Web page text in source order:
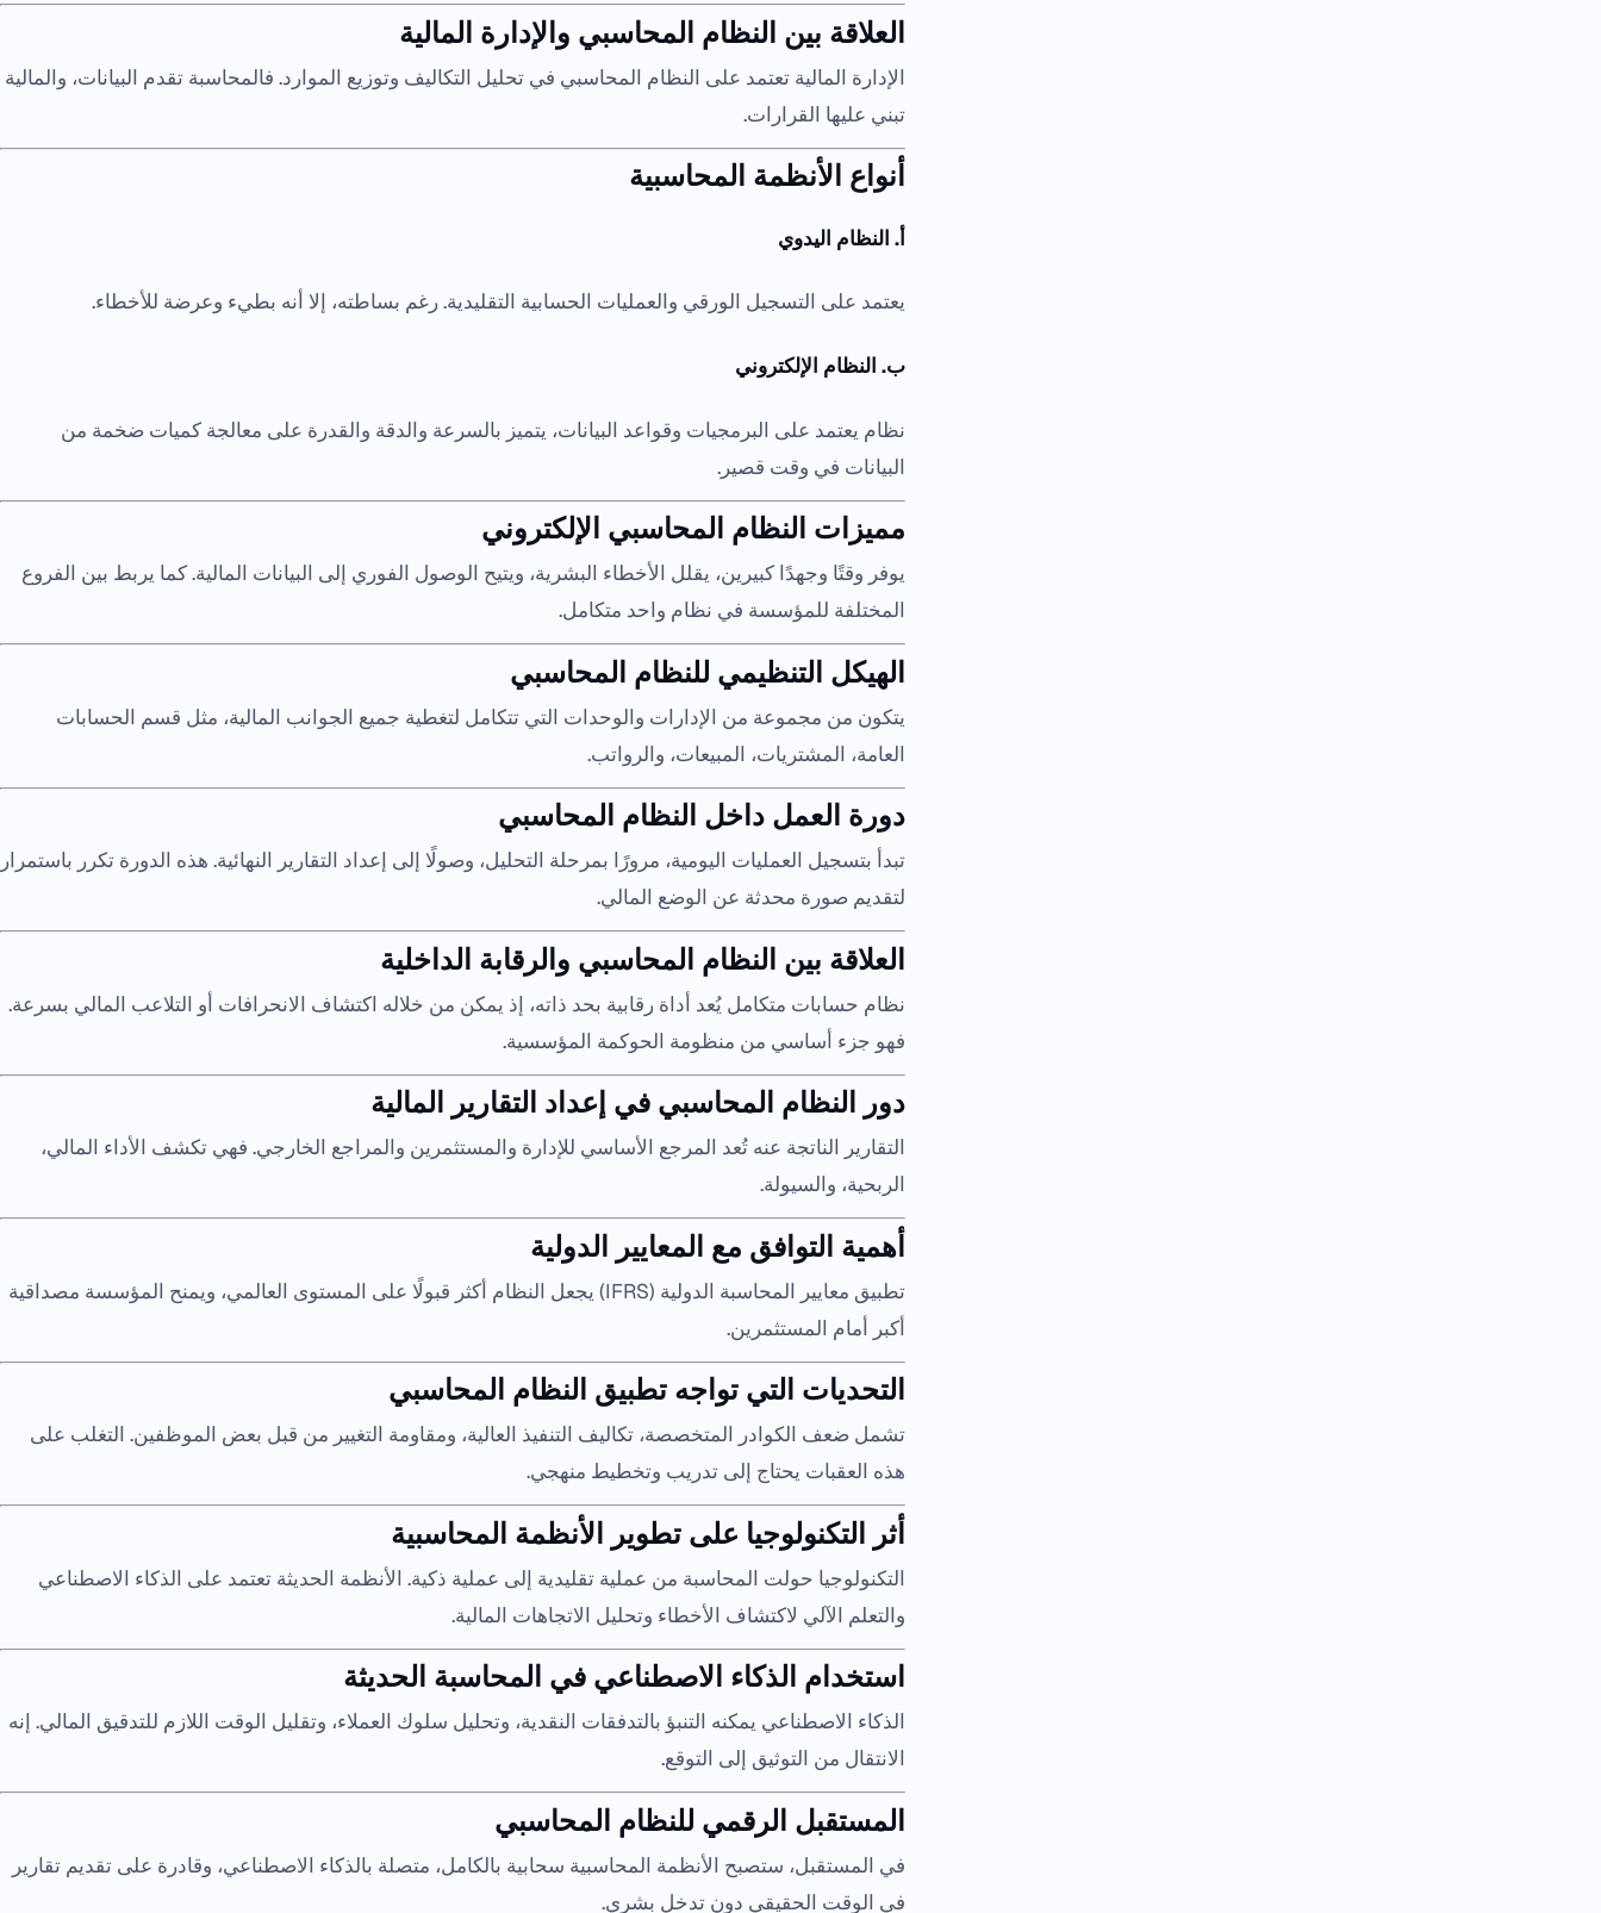
العلاقة بين النظام المحاسبي والإدارة المالية
الإدارة المالية تعتمد على النظام المحاسبي في تحليل التكاليف وتوزيع الموارد. فالمحاسبة تقدم البيانات، والمالية
تبني عليها القرارات.
أنواع الأنظمة المحاسبية
أ. النظام اليدوي
يعتمد على التسجيل الورقي والعمليات الحسابية التقليدية. رغم بساطته، إلا أنه بطيء وعرضة للأخطاء.
ب. النظام الإلكتروني
نظام يعتمد على البرمجيات وقواعد البيانات، يتميز بالسرعة والدقة والقدرة على معالجة كميات ضخمة من
البيانات في وقت قصير.
مميزات النظام المحاسبي الإلكتروني
يوفر وقتًا وجهدًا كبيرين، يقلل الأخطاء البشرية، ويتيح الوصول الفوري إلى البيانات المالية. كما يربط بين الفروع
المختلفة للمؤسسة في نظام واحد متكامل.
الهيكل التنظيمي للنظام المحاسبي
يتكون من مجموعة من الإدارات والوحدات التي تتكامل لتغطية جميع الجوانب المالية، مثل قسم الحسابات
العامة، المشتريات، المبيعات، والرواتب.
دورة العمل داخل النظام المحاسبي
تبدأ بتسجيل العمليات اليومية، مرورًا بمرحلة التحليل، وصولًا إلى إعداد التقارير النهائية. هذه الدورة تكرر باستمرار
لتقديم صورة محدثة عن الوضع المالي.
العلاقة بين النظام المحاسبي والرقابة الداخلية
نظام حسابات متكامل يُعد أداة رقابية بحد ذاته، إذ يمكن من خلاله اكتشاف الانحرافات أو التلاعب المالي بسرعة.
فهو جزء أساسي من منظومة الحوكمة المؤسسية.
دور النظام المحاسبي في إعداد التقارير المالية
التقارير الناتجة عنه تُعد المرجع الأساسي للإدارة والمستثمرين والمراجع الخارجي. فهي تكشف الأداء المالي،
الربحية، والسيولة.
أهمية التوافق مع المعايير الدولية
تطبيق معايير المحاسبة الدولية (IFRS) يجعل النظام أكثر قبولًا على المستوى العالمي، ويمنح المؤسسة مصداقية
أكبر أمام المستثمرين.
التحديات التي تواجه تطبيق النظام المحاسبي
تشمل ضعف الكوادر المتخصصة، تكاليف التنفيذ العالية، ومقاومة التغيير من قبل بعض الموظفين. التغلب على
هذه العقبات يحتاج إلى تدريب وتخطيط منهجي.
أثر التكنولوجيا على تطوير الأنظمة المحاسبية
التكنولوجيا حولت المحاسبة من عملية تقليدية إلى عملية ذكية. الأنظمة الحديثة تعتمد على الذكاء الاصطناعي
والتعلم الآلي لاكتشاف الأخطاء وتحليل الاتجاهات المالية.
استخدام الذكاء الاصطناعي في المحاسبة الحديثة
الذكاء الاصطناعي يمكنه التنبؤ بالتدفقات النقدية، وتحليل سلوك العملاء، وتقليل الوقت اللازم للتدقيق المالي. إنه
الانتقال من التوثيق إلى التوقع.
المستقبل الرقمي للنظام المحاسبي
في المستقبل، ستصبح الأنظمة المحاسبية سحابية بالكامل، متصلة بالذكاء الاصطناعي، وقادرة على تقديم تقارير
في الوقت الحقيقي دون تدخل بشري.